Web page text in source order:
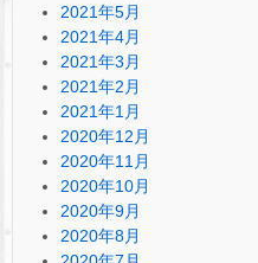
2021年5月
2021年4月
2021年3月
2021年2月
2021年1月
2020年12月
2020年11月
2020年10月
2020年9月
2020年8月